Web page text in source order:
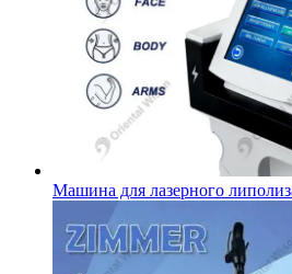
Машина для лазерного